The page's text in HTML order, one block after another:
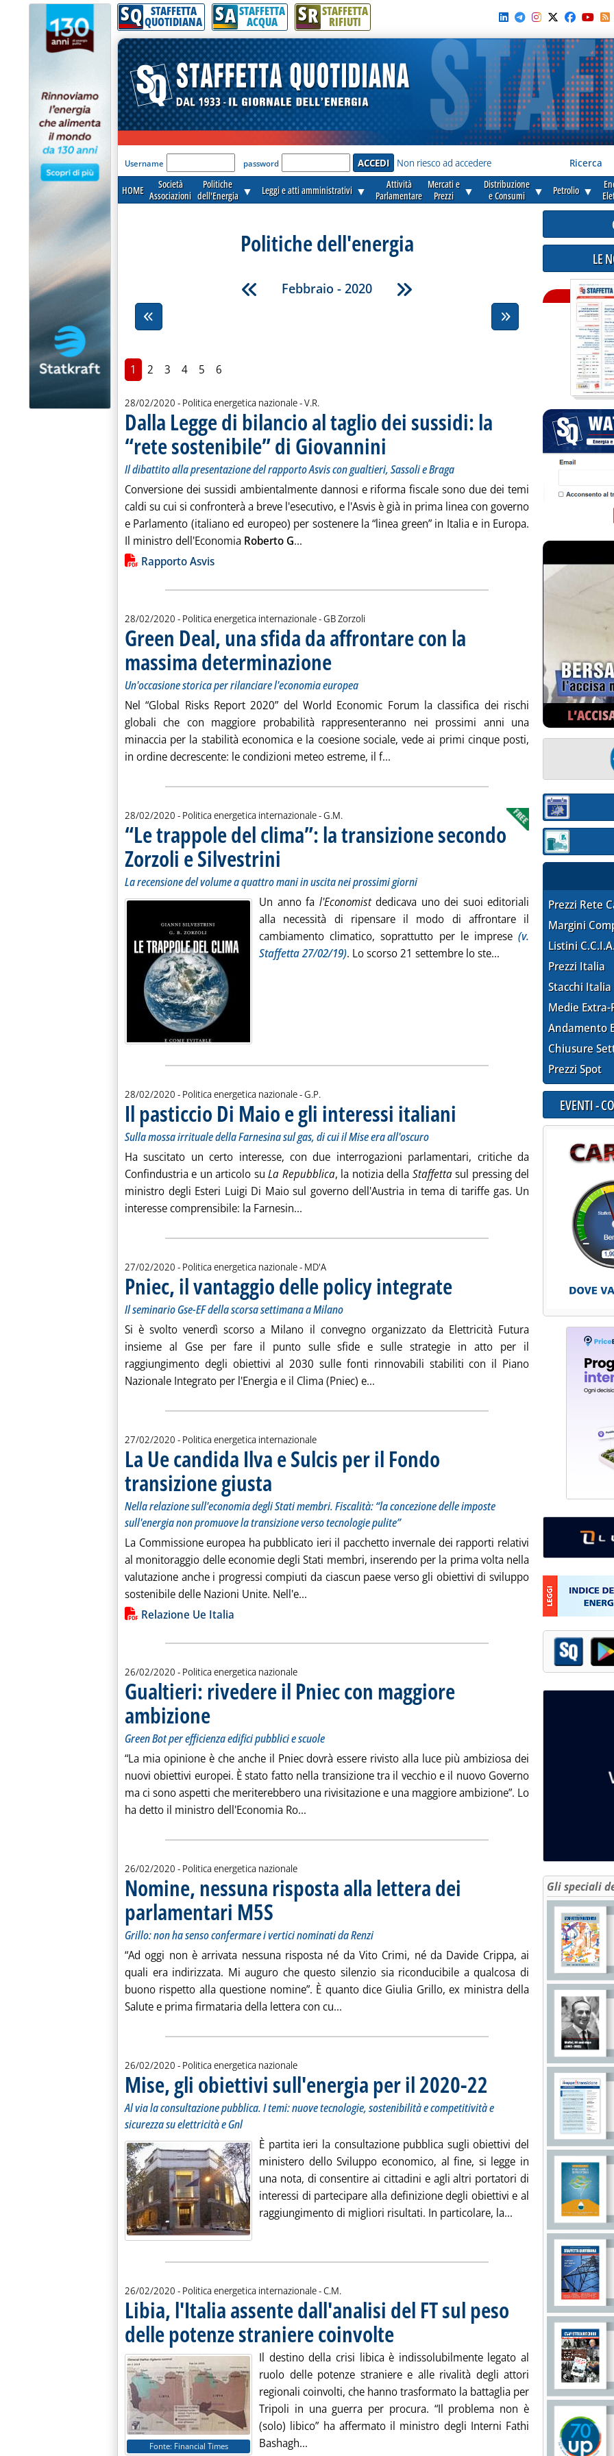
SQ STAFFETTA
QUOTIDIANA SA STAFFETTA
ACQUA SR STAFFETTA
RIFIUTI
'Modulo Login per accedere'
Username password Non riesco ad accedere Ricerca
HOME
Società
Associazioni
Politiche
dell'Energia ▼ Leggi e atti amministrativi ▼
Attività
Parlamentare
Mercati e
Prezzi
▼
Distribuzione
e Consumi
▼ Petrolio ▼
Politiche dell'energia
Febbraio - 2020
1 2 3 4 5 6
28/02/2020 - Politica energetica nazionale -di:
V.R.
Dalla Legge di bilancio al taglio dei sussidi: la
“rete sostenibile” di Giovannini . Sottotitolo: Il dibattito alla presentazione del rapporto Asvis con
Il dibattito alla presentazione del rapporto Asvis con gualtieri, Sassoli e Braga
Conversione dei sussidi ambientalmente dannosi e riforma fiscale sono due dei temi
caldi su cui si confronterà a breve l'esecutivo, e l'Asvis è già in prima linea con governo
e Parlamento (italiano ed europeo) per sostenere la “linea green” in Italia e in Europa.
Il ministro dell'Economia Roberto G... Leggi tutta la notizia: 'Dalla Legge di bilancio al taglio dei
Lista allegati PDF alla notizia
Rapporto Asvis
28/02/2020 - Politica energetica internazionale -di:
GB Zorzoli
Green Deal, una sfida da affrontare con la
massima determinazione
Un'occasione storica per rilanciare l'economia europea
Nel “Global Risks Report 2020” del World Economic Forum la classifica dei rischi
globali che con maggiore probabilità rappresenteranno nei prossimi anni una
minaccia per la stabilità economica e la coesione sociale, vede ai primi cinque posti,
in ordine decrescente: le condizioni meteo estreme, il f... Leggi tutta la notizia: 'Green Deal, una
28/02/2020 - Politica energetica internazionale -di:
G.M.
“Le trappole del clima”: la transizione secondo
Zorzoli e Silvestrini . Sottotitolo: La recensione del volume a quattro mani in uscita nei prossimi giorni
La recensione del volume a quattro mani in uscita nei prossimi giorni
Un anno fa l'Economistdedicava uno dei suoi editoriali
alla necessità di ripensare il modo di affrontare il
cambiamento climatico, soprattutto per le imprese (v.
Staffetta 27/02/19). Lo scorso 21 settembre lo ste... Leggi tutta la notizia:
28/02/2020 - Politica energetica nazionale -di:
G.P.
Il pasticcio Di Maio e gli interessi italiani . Sottotitolo: Sulla mossa irrituale della
. Pubblicata venerdì 28 febbraio 2020 alle 15.0.
Sulla mossa irrituale della Farnesina sul gas, di cui il Mise era all'oscuro
Ha suscitato un certo interesse, con due interrogazioni parlamentari, critiche da
Confindustria e un articolo suLa Repubblica, la notizia della Staffettasul pressing del
ministro degli Esteri Luigi Di Maio sul governo dell'Austria in tema di tariffe gas. Un
interesse comprensibile: la Farnesin... Leggi tutta la notizia: 'Il pasticcio Di Maio e gli interessi italiani'
27/02/2020 - Politica energetica nazionale - di:
MD'A
Pniec, il vantaggio delle policy integrate
Il seminario Gse-EF della scorsa settimana a Milano
Si è svolto venerdì scorso a Milano il convegno organizzato da Elettricità Futura
insieme al Gse per fare il punto sulle sfide e sulle strategie in atto per il
raggiungimento degli obiettivi al 2030 sulle fonti rinnovabili stabiliti con il Piano
Nazionale Integrato per l'Energia e il Clima (Pniec) e... Leggi tutta la notizia: 'Pniec, il vantaggio delle
27/02/2020 - Politica energetica internazionale
La Ue candida Ilva e Sulcis per il Fondo
transizione giusta . Sottotitolo: Nella relazione sull'economia degli Stati membri. Fiscalità: “la concezione delle imposte
. Pubblicata giovedì 27 febbraio 2020 alle 13.13.
Nella relazione sull'economia degli Stati membri. Fiscalità: “la concezione delle imposte
sull'energia non promuove la transizione verso tecnologie pulite”
La Commissione europea ha pubblicato ieri il pacchetto invernale dei rapporti relativi
al monitoraggio delle economie degli Stati membri, inserendo per la prima volta nella
valutazione anche i progressi compiuti da ciascun paese verso gli obiettivi di sviluppo
sostenibile delle Nazioni Unite. Nell'e... Leggi tutta la notizia: 'La Ue candida Ilva e Sulcis per il
Lista allegati PDF alla notizia
Relazione Ue Italia
26/02/2020 - Politica energetica nazionale
Gualtieri: rivedere il Pniec con maggiore
ambizione . Sottotitolo: Green Bot per efficienza edifici pubblici e scuole
Green Bot per efficienza edifici pubblici e scuole
“La mia opinione è che anche il Pniec dovrà essere rivisto alla luce più ambiziosa dei
nuovi obiettivi europei. È stato fatto nella transizione tra il vecchio e il nuovo Governo
ma ci sono aspetti che meriterebbero una rivisitazione e una maggiore ambizione”. Lo
ha detto il ministro dell'Economia Ro...
26/02/2020 - Politica energetica nazionale
Nomine, nessuna risposta alla lettera dei
parlamentari M5S . Sottotitolo: Grillo: non ha senso confermare i vertici nominati da Renzi
. Pubblicata mercoledì 26 febbraio 2020 alle 15.20.
Grillo: non ha senso confermare i vertici nominati da Renzi
“Ad oggi non è arrivata nessuna risposta né da Vito Crimi, né da Davide Crippa, ai
quali era indirizzata. Mi auguro che questo silenzio sia riconducibile a qualcosa di
buono rispetto alla questione nomine”. È quanto dice Giulia Grillo, ex ministra della
Salute e prima firmataria della lettera con cu... Leggi tutta la notizia: 'Nomine, nessuna risposta alla
26/02/2020 - Politica energetica nazionale
Mise, gli obiettivi sull'energia per il 2020-22 . Sottotitolo: Al via la consultazione
. Pubblicata mercoledì 26 febbraio
Al via la consultazione pubblica. I temi: nuove tecnologie, sostenibilità e competitività e
sicurezza su elettricità e Gnl
È partita ieri la consultazione pubblica sugli obiettivi del
ministero dello Sviluppo economico, al fine, si legge in
una nota, di consentire ai cittadini e agli altri portatori di
interessi di partecipare alla definizione degli obiettivi e al
raggiungimento di migliori risultati. In particolare, la... Leggi tutta la
26/02/2020 - Politica energetica internazionale -di:
C.M.
Libia, l'Italia assente dall'analisi del FT sul peso
delle potenze straniere coinvolte . Pubblicata mercoledì 26 febbraio 2020 alle 12.39.
Fonte: Financial Times
Il destino della crisi libica è indissolubilmente legato al
ruolo delle potenze straniere e alle rivalità degli attori
regionali coinvolti, che hanno trasformato la battaglia per
Tripoli in una guerra per procura. “Il problema non è
(solo) libico” ha affermato il ministro degli Interni Fathi
Bashagh... Leggi tutta la notizia: 'Libia, l'Italia assente dall'analisi del FT
LE
Sezione:
Sezione:
Prezzi Rete
Margini
Listini
Prezzi Italia
Stacchi Italia
Medie Extra-
Andamento
Chiusure
Prezzi Spot
EVENTI -
Gli speciali